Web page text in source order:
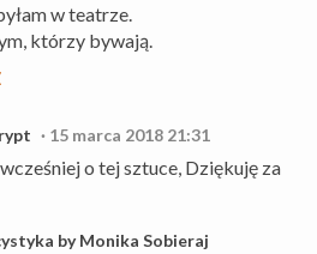
w teatrze.
którzy bywają.
15 marca 2018 21:31
wcześniej o tej sztuce, Dziękuję za
by Monika Sobieraj